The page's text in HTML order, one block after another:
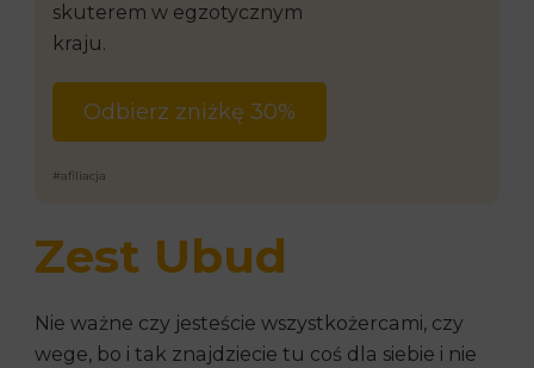
skuterem w egzotycznym
kraju.
Odbierz zniżkę 30%
#afiliacja
Zest Ubud
Nie ważne czy jesteście wszystkożercami, czy
wege, bo i tak znajdziecie tu coś dla siebie i nie